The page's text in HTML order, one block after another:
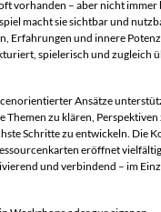
vorhanden – aber nicht immer
macht sie sichtbar und
Erfahrungen und innere
spielerisch und zugleich
Ansätze
Themen zu klären,
Schritte zu entwickeln. Die
eröffnet
und verbindend – im